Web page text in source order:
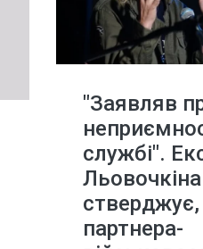
"Заявляв
службі".
Льовочкіна
стверджує,
партнера-